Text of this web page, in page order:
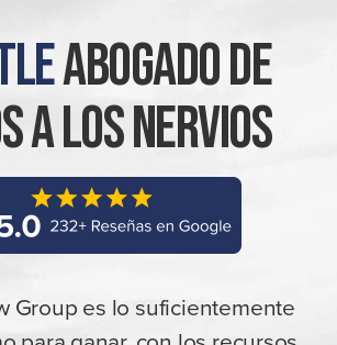
Abogado De
A Los Nervios
Group es lo suficientemente